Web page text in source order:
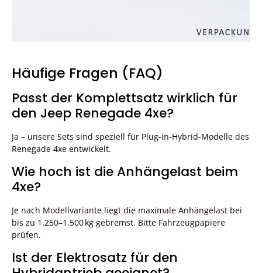
Häufige Fragen (FAQ)
Passt der Komplettsatz wirklich für
den Jeep Renegade 4xe?
Ja – unsere Sets sind speziell für Plug-in-Hybrid-Modelle des
Renegade 4xe entwickelt.
Wie hoch ist die Anhängelast beim
4xe?
Je nach Modellvariante liegt die maximale Anhängelast bei
bis zu 1.250–1.500 kg gebremst. Bitte Fahrzeugpapiere
prüfen.
Ist der Elektrosatz für den